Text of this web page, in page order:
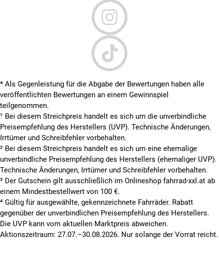
* Als Gegenleistung für die Abgabe der Bewertungen haben alle
veröffentlichten Bewertungen an einem Gewinnspiel
teilgenommen.
¹ Bei diesem Streichpreis handelt es sich um die unverbindliche
Preisempfehlung des Herstellers (UVP). Technische Änderungen,
Irrtümer und Schreibfehler vorbehalten.
² Bei diesem Streichpreis handelt es sich um eine ehemalige
unverbindliche Preisempfehlung des Herstellers (ehemaliger UVP).
Technische Änderungen, Irrtümer und Schreibfehler vorbehalten.
³ Der Gutschein gilt ausschließlich im Onlineshop fahrrad-xxl.at ab
einem Mindestbestellwert von 100 €.
⁴ Gültig für ausgewählte, gekennzeichnete Fahrräder. Rabatt
gegenüber der unverbindlichen Preisempfehlung des Herstellers.
Die UVP kann vom aktuellen Marktpreis abweichen.
Aktionszeitraum: 27.07.–30.08.2026. Nur solange der Vorrat reicht.